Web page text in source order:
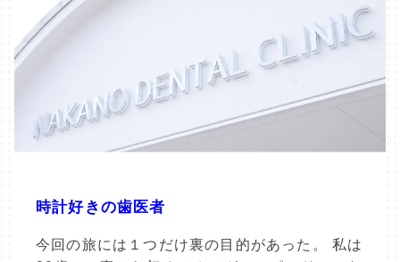
時計好きの歯医者
今回の旅には１つだけ裏の目的があった。 私は